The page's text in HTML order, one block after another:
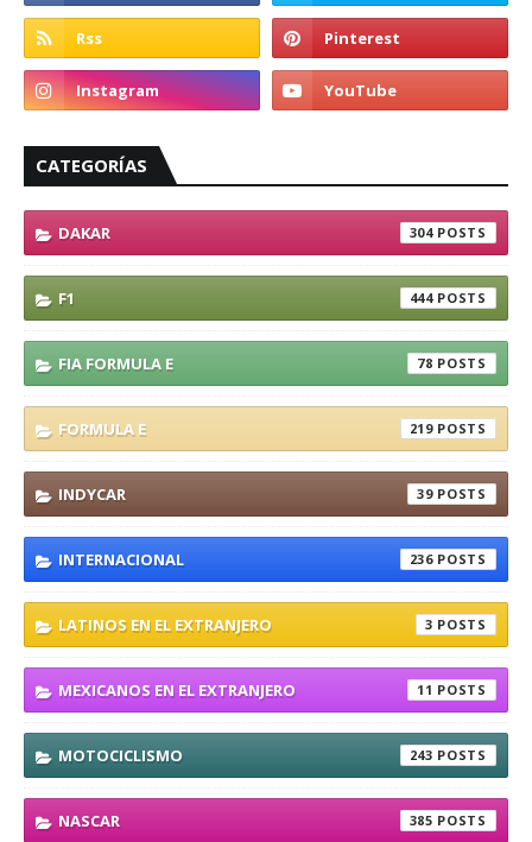
CATEGORÍAS
DAKAR 304
F1 444
FIA FORMULA E 78
FORMULA E 219
INDYCAR 39
INTERNACIONAL 236
LATINOS EN EL EXTRANJERO 3
MEXICANOS EN EL EXTRANJERO 11
MOTOCICLISMO 243
NASCAR 385